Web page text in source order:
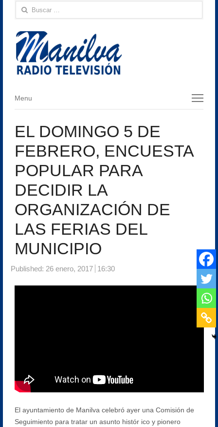
Buscar:
Menu
Menu
EL DOMINGO 5 DE
FEBRERO, ENCUESTA
POPULAR PARA
DECIDIR LA
ORGANIZACIÓN DE
LAS FERIAS DEL
MUNICIPIO
Published: 26 enero, 2017 16:30
El ayuntamiento de Manilva celebró ayer una Comisión de
Seguimiento para tratar un asunto histór ico y pionero